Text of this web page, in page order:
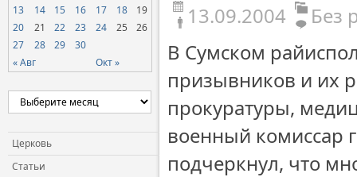
« Авг Окт »
13
14 15 16 17 18
19
20
21 22 23 24 25
26
27
28 29 30
Церковь
Статьи
13.09.2004
Без
В Сумском
призывников и их
прокуратуры,
военный комиссар
подчеркнул, что